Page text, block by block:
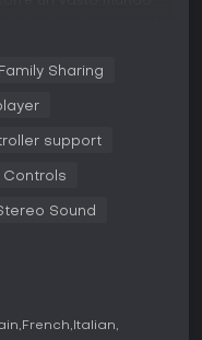
para cautivar a los
que responden de
peleas cuerpo a
y en cómo
las decisiones
Family Sharing
support
Controls
Sound
French Italian